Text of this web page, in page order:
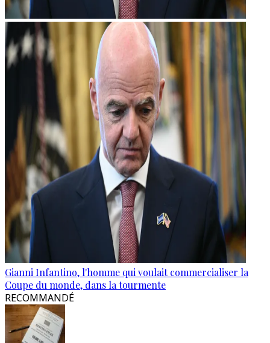
Gianni Infantino, l'homme qui voulait commercialiser la
Coupe du monde, dans la tourmente
RECOMMANDÉ